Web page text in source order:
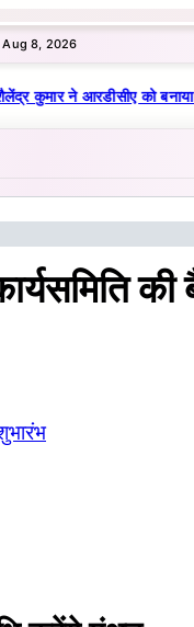
Aug 8, 2026
कुमार ने आरडीसीए को